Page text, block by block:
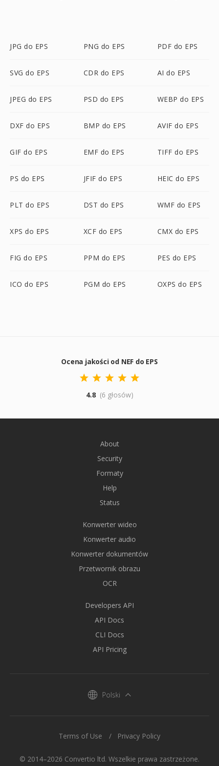
JPG do EPS PNG do EPS PDF do EPS
SVG do EPS CDR do EPS AI do EPS
JPEG do EPS PSD do EPS WEBP do EPS
DXF do EPS BMP do EPS AVIF do EPS
GIF do EPS EMF do EPS TIFF do EPS
PS do EPS JFIF do EPS HEIC do EPS
PLT do EPS DST do EPS WMF do EPS
XPS do EPS XCF do EPS CMX do EPS
FIG do EPS PPM do EPS PES do EPS
ICO do EPS PGM do EPS OXPS do EPS
Ocena jakości od NEF do EPS
4.8 (6 głosów)
About
Security
Formaty
Help
Status
Konwerter wideo
Konwerter audio
Konwerter dokumentów
Przetwornik obrazu
OCR
Developers API
API Docs
CLI Docs
API Pricing
Polski
© 2014–2026 Convertio ltd. Wszelkie prawa zastrzeżone.
Terms of Use Privacy Policy